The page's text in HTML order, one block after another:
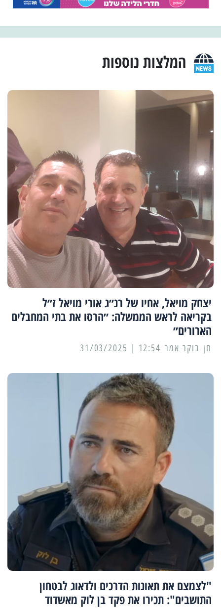
המלצות נוספות
יצחק מויאל, אחיו של רנ״ג אורי מויאל ז״ל
בקריאה לראש הממשלה: ״הרסו את בתי המחבלים
הארורים״
12:54 | 31/03/2025
"לצמצם את תאונות הדרכים ולדאוג לבטחון
התושבים": תכירו את פקד בן לוק מאשדוד